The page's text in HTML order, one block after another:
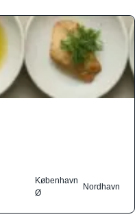
København
Ø
Nordhavn